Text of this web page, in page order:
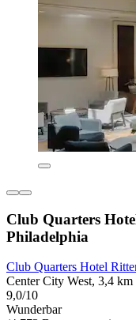
Club Quarters
Philadelphia
Club Quarters Hotel
Center City West, 3,4
9,0/10
Wunderbar